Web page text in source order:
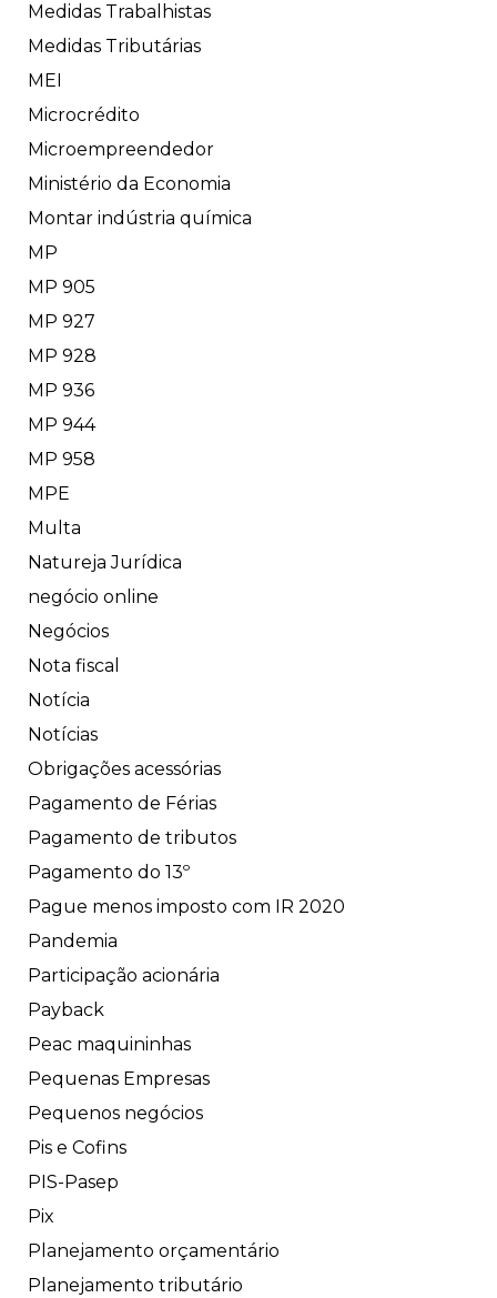
Medidas Trabalhistas
Medidas Tributárias
MEI
Microcrédito
Microempreendedor
Ministério da Economia
Montar indústria química
MP
MP 905
MP 927
MP 928
MP 936
MP 944
MP 958
MPE
Multa
Natureja Jurídica
negócio online
Negócios
Nota fiscal
Notícia
Notícias
Obrigações acessórias
Pagamento de Férias
Pagamento de tributos
Pagamento do 13º
Pague menos imposto com IR 2020
Pandemia
Participação acionária
Payback
Peac maquininhas
Pequenas Empresas
Pequenos negócios
Pis e Cofins
PIS-Pasep
Pix
Planejamento orçamentário
Planejamento tributário